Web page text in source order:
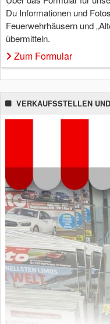
Du Informationen und
Feuerwehrhäusern und
übermitteln.
Zum Formular
VERKAUFSSTELLEN